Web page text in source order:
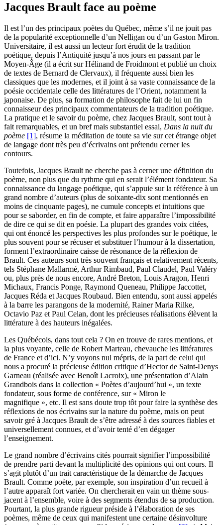
Jacques Brault face au poème
Il est l’un des principaux poètes du Québec, même s’il ne jouit pas
de la popularité exceptionnelle d’un Nelligan ou d’un Gaston Miron.
Universitaire, il est aussi un lecteur fort érudit de la tradition
poétique, depuis l’Antiquité jusqu’à nos jours en passant par le
Moyen-Âge (il a écrit sur Hélinand de Froidmont et publié un choix
de textes de Bernard de Clervaux), il fréquente aussi bien les
classiques que les modernes, et il joint à sa vaste connaissance de la
poésie occidentale celle des littératures de l’Orient, notamment la
japonaise. De plus, sa formation de philosophe fait de lui un fin
connaisseur des principaux commentateurs de la tradition poétique.
La pratique et le savoir du poème, chez Jacques Brault, sont tout à
fait remarquables, et un bref mais substantiel essai, Dans la nuit du
poème [1], résume la méditation de toute sa vie sur cet étrange objet
de langage dont très peu d’écrivains ont prétendu cerner les
contours.
Toutefois, Jacques Brault ne cherche pas à cerner une définition du
poème, non plus que du rythme qui en serait l’élément fondateur. Sa
connaissance du langage poétique, qui s’appuie sur la référence à un
grand nombre d’auteurs (plus de soixante-dix sont mentionnés en
moins de cinquante pages), ne cumule concepts et intuitions que
pour se saborder, en fin de compte, et faire apparaître l’impossibilité
de dire ce qui se dit en poésie. La plupart des grandes voix citées,
qui ont énoncé les perspectives les plus profondes sur le poétique, le
plus souvent pour se récuser et substituer l’humour à la dissertation,
forment l’extraordinaire caisse de résonance de la réflexion de
Brault. Ces auteurs sont très souvent français et relativement récents,
tels Stéphane Mallarmé, Arthur Rimbaud, Paul Claudel, Paul Valéry
ou, plus près de nous encore, André Breton, Louis Aragon, Henri
Michaux, Francis Ponge, Raymond Queneau, Philippe Jaccottet,
Jacques Réda et Jacques Roubaud. Bien entendu, sont aussi appelés
à la barre les parangons de la modernité, Rainer Maria Rilke,
Octavio Paz et Paul Celan, dont les précieuses réalisations élèvent la
littérature à des hauteurs inégalées.
Les Québécois, dans tout cela ? On en trouve de rares mentions, et
la plus voyante, celle de Robert Marteau, chevauche les littératures
de France et d’ici. N’y voyons nul mépris, de la part de celui qui
nous a procuré la précieuse édition critique d’Hector de Saint-Denys
Garneau (réalisée avec Benoît Lacroix), une présentation d’Alain
Grandbois dans la collection « Poètes d’aujourd’hui », un texte
fondateur, sous forme de conférence, sur « Miron le
magnifique », etc. Il est sans doute trop tôt pour faire la synthèse des
réflexions de nos écrivains sur la nature du poème, mais on peut
savoir gré à Jacques Brault de s’être adressé à des sources fiables et
universellement connues, et d’avoir tenté d’en dégager
l’enseignement.
Le grand nombre d’écrivains cités pourrait signifier l’impossibilité
de prendre parti devant la multiplicité des opinions qui ont cours. Il
s’agit plutôt d’un trait caractéristique de la démarche de Jacques
Brault. Comme poète, par exemple, son inspiration d’un recueil à
l’autre apparaît fort variée. On chercherait en vain un thème sous-
jacent à l’ensemble, voire à des segments étendus de sa production.
Pourtant, la plus grande rigueur préside à l’élaboration de ses
poèmes, même de ceux qui manifestent une certaine désinvolture